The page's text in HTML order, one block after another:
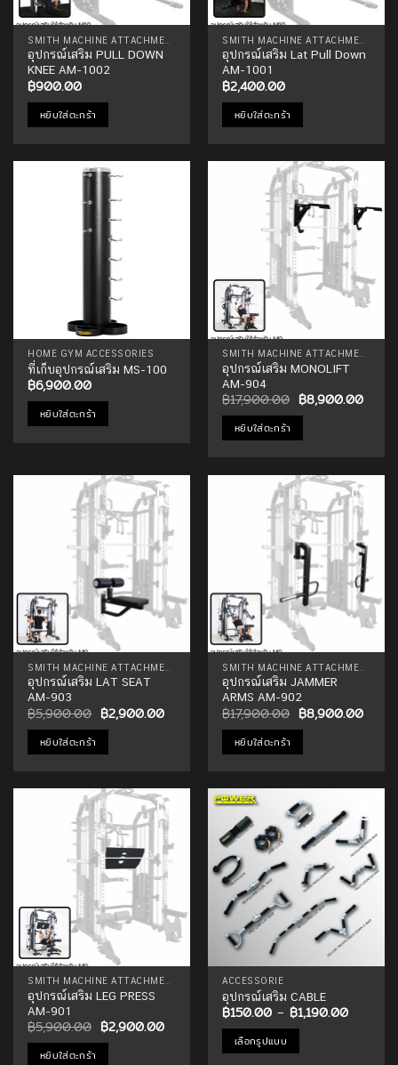
อุปกรณ์เสริม PULL DOWN
KNEE AM-1002
฿900.00
หยิบใส่ตะกร้า
อุปกรณ์เสริม Lat Pull Down
AM-1001
฿2,400.00
หยิบใส่ตะกร้า
HOME GYM ACCESSORIES
ที่เก็บอุปกรณ์เสริม MS-100
฿6,900.00
หยิบใส่ตะกร้า
Add to
Wishlist
อุปกรณ์เสริม MONOLIFT
AM-904
฿17,900.00 Original
price
was:
฿8,900.00
หยิบใส่ตะกร้า
Add to
Wishlist
อุปกรณ์เสริม LAT SEAT
AM-903
฿5,900.00 Original
price
was:
฿2,900.00Current
หยิบใส่ตะกร้า
Add to
Wishlist
อุปกรณ์เสริม JAMMER
ARMS AM-902
฿17,900.00 Original
price
was:
฿8,900.00
หยิบใส่ตะกร้า
Add to
Wishlist
อุปกรณ์เสริม LEG PRESS
AM-901
฿5,900.00 Original
price
was:
฿2,900.00Current
หยิบใส่ตะกร้า
Add to
Wishlist
ACCESSORIE
อุปกรณ์เสริม CABLE
฿150.00 – ฿1,190.00Price
เลือกรูปแบบ